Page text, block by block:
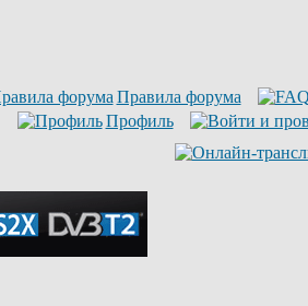
Правила форума
Профиль